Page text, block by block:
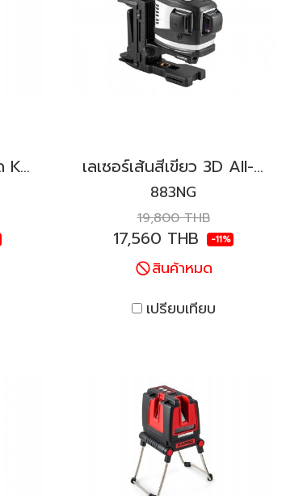
เลเซอร์เส้นสีแดง 5 จุด KAPRO รุ่น 896 Prolaser® เลเซอร์เส้นสีเขียว 3D All-Lines KAPRO รุ่น 883NG Prolaser®
883NG
19,800 THB
17,560 THB -11%
สินค้าหมด
เปรียบเทียบ